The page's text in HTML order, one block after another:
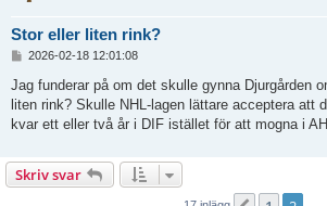
Stor eller liten rink?
l
ä
g
g
2026-02-18 12:01:08
Jag funderar på om det skulle gynna Djurgården
liten rink? Skulle NHL-lagen lättare acceptera att
kvar ett eller två år i DIF istället för att mogna i
Skriv svar